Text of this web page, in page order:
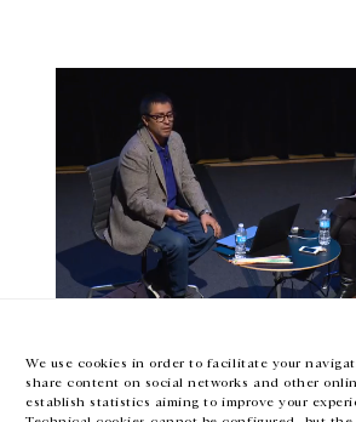
We use cookies in order to facilitate your
share content on social networks and other
establish statistics aiming to improve your
Conversation avec Clara Kim
— 00:00
10 RUE CHARLOT, 75003 PARIS
+33 1 42 77 38 87
GALERIE@CROUSEL.COM
HORAIRES D'OUVERTURE
DU MARDI AU VENDREDI
LE SAMEDI
11H-19H
EN FR 中文 Facebook Instagram